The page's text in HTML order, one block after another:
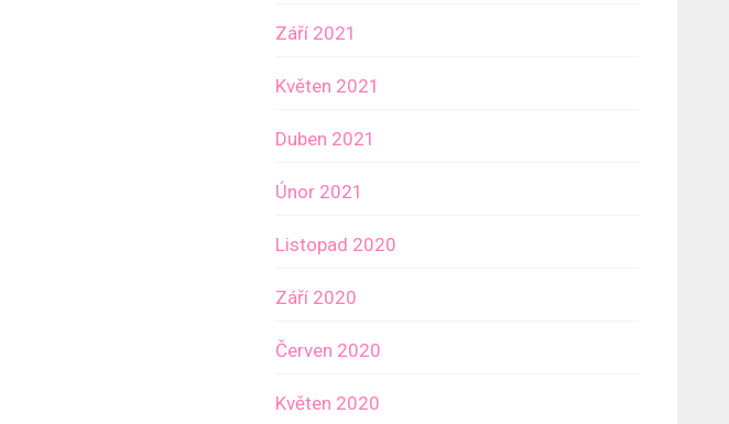
Září 2021
Květen 2021
Duben 2021
Únor 2021
Listopad 2020
Září 2020
Červen 2020
Květen 2020